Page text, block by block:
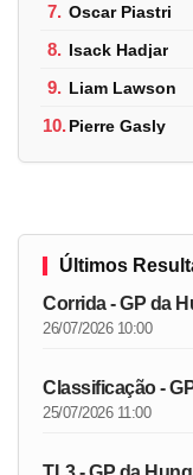
7. Oscar Piastri
8. Isack Hadjar
9. Liam Lawson
10.Pierre Gasly
Últimos
Corrida - GP da
26/07/2026 10:00
Classificação -
25/07/2026 11:00